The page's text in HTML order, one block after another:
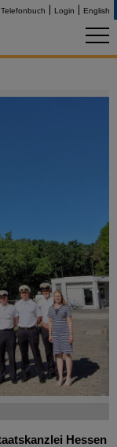
Telefonbuch Login English
©
Hessen